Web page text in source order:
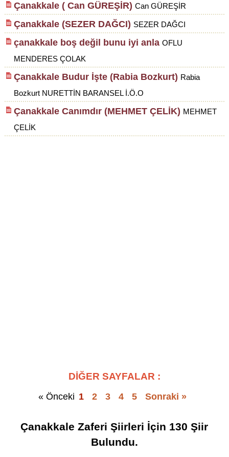
Çanakkale ( Can GÜREŞİR) Can GÜREŞİR
Çanakkale (SEZER DAĞCI) SEZER DAĞCI
çanakkale boş değil bunu iyi anla OFLU
MENDERES ÇOLAK
Çanakkale Budur İşte (Rabia Bozkurt) Rabia
Bozkurt NURETTİN BARANSEL İ.Ö.O
Çanakkale Canımdır (MEHMET ÇELİK) MEHMET
ÇELİK
DİĞER SAYFALAR :
« Önceki 1 2 3 4 5 Sonraki »
Çanakkale Zaferi Şiirleri İçin 130 Şiir
Bulundu.